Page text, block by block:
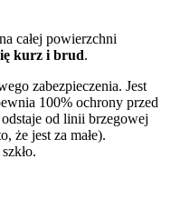
całej powierzchni
kurz i brud.
zabezpieczenia. Jest
100% ochrony przed
od linii brzegowej
że jest za małe).